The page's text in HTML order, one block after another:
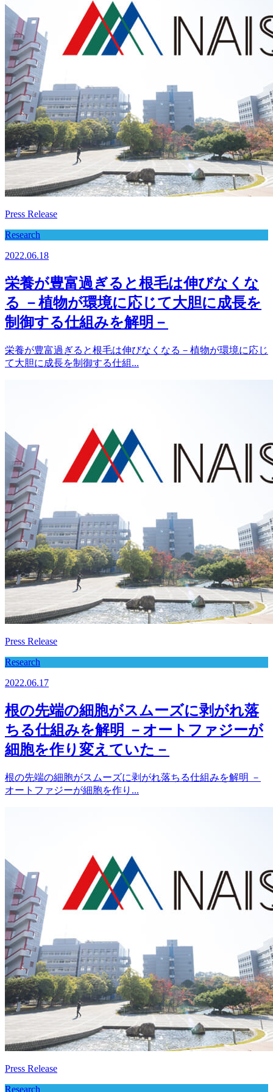
Press Release
Research
2022.06.18
栄養が豊富過ぎると根毛は伸びなくな
る －植物が環境に応じて大胆に成長を
制御する仕組みを解明－
栄養が豊富過ぎると根毛は伸びなくなる－植物が環境に応じ
て大胆に成長を制御する仕組...
Press Release
Research
2022.06.17
根の先端の細胞がスムーズに剥がれ落
ちる仕組みを解明 －オートファジーが
細胞を作り変えていた－
根の先端の細胞がスムーズに剥がれ落ちる仕組みを解明 －
オートファジーが細胞を作り...
Press Release
Research